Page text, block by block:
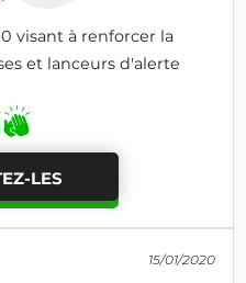
visant à renforcer la
et lanceurs d'alerte
LES
15/01/2020